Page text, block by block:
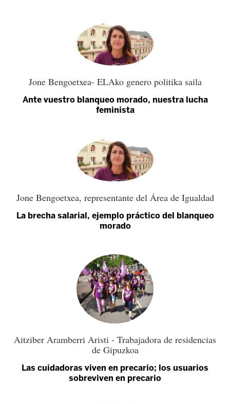
Jone Bengoetxea- ELAko genero politika saila
Ante vuestro blanqueo morado, nuestra lucha
feminista
Jone Bengoetxea, representante del Área de Igualdad
La brecha salarial, ejemplo práctico del blanqueo
morado
Aitziber Aramberri Aristi - Trabajadora de residencias
de Gipuzkoa
Las cuidadoras viven en precario; los usuarios
sobreviven en precario